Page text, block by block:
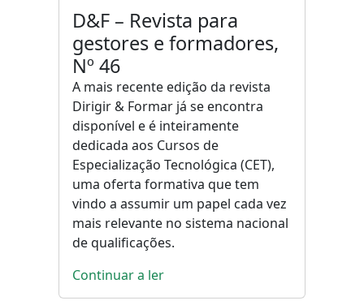
D&F – Revista para
gestores e formadores,
Nº 46
A mais recente edição da revista
Dirigir & Formar já se encontra
disponível e é inteiramente
dedicada aos Cursos de
Especialização Tecnológica (CET),
uma oferta formativa que tem
vindo a assumir um papel cada vez
mais relevante no sistema nacional
de qualificações.
Continuar a ler